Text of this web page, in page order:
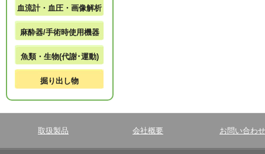
血流計・血圧・画像解析
麻酔器/手術時使用機器
魚類・生物(代謝･運動)
掘り出し物
取扱製品 会社概要 お問い合わせ